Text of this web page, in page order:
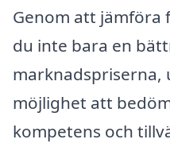
Genom att jämföra
du inte bara en
marknadspriserna,
möjlighet att
kompetens och